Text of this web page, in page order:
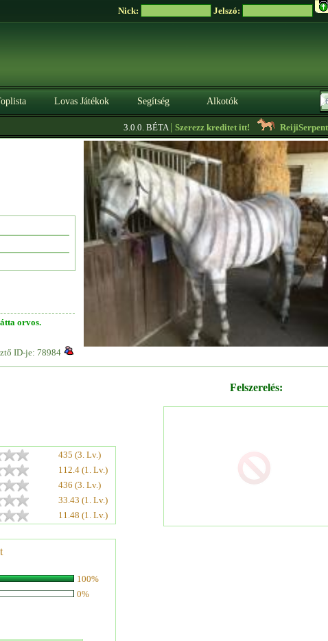
Nick: Jelszó:
Lovas Játékok Segítség Alkotók
3.0.0. BÉTA|Szerezz kreditet itt! ReijiSerpent-
orvos.
ID-je: 78984
435 (3. Lv.)
112.4 (1. Lv.)
436 (3. Lv.)
33.43 (1. Lv.)
11.48 (1. Lv.)
100%
0%
Felszerelés: